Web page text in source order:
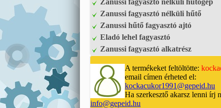
Zanussi fagyasztó nélküli hűtőgép
Zanussi fagyasztó nélküli hűtő
Zanussi hűtő fagyasztó ajtó
Eladó lehel fagyasztó
Zanussi fagyasztó alkatrész
A termékeket feltöltötte:
email címen érheted el:
kockacukor1991@gepeid.hu
Ha szerkesztő akarsz lenni írj
info@gepeid.hu